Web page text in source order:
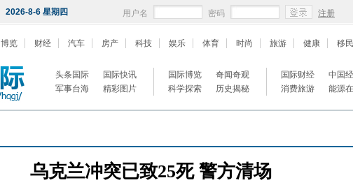
2026-8-6 星期四 用户名 密码 注册
博览 财经 汽车 房产 科技 娱乐 体育 时尚 旅游 健康 移民
头条国际
国际快讯
军事台海
精彩图片
国际博览
奇闻奇观
科学探索
历史揭秘
国际财经
中国
消费旅游
能源
乌克兰冲突已致25死 警方清场